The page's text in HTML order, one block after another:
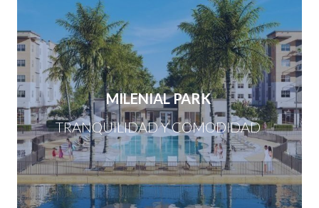
MILENIAL PARK
TRANQUILIDAD Y COMODIDAD